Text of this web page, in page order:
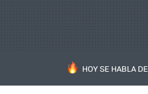
HOY SE HABLA DE